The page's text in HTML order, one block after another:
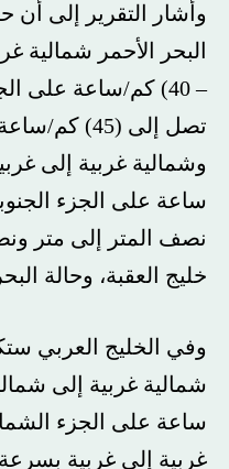
وأشار التقرير إلى أن
– 40) كم/ساعة على
تصل إلى (45)
ساعة على الجزء
نصف المتر إلى متر
خليج العقبة، وحالة
وفي الخليج العربي
ساعة على الجزء